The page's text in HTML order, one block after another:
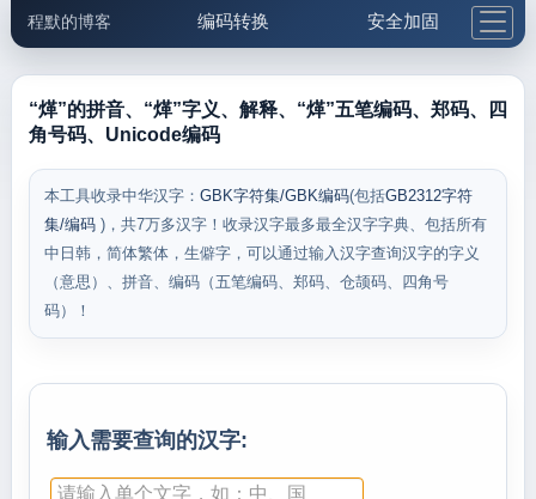
程默的博客 编码转换 安全加固
邮件工具 生活便民 更多工具
“煂”的拼音、“煂”字义、解释、“煂”五笔编码、郑码、四
角号码、Unicode编码
本工具收录中华汉字： GBK字符集/GBK编码(包括GB2312字符
集/编码 )，共7万多汉字！收录汉字最多最全汉字字典、包括所有
中日韩，简体繁体，生僻字，可以通过输入汉字查询汉字的字义
（意思）、拼音、编码（五笔编码、郑码、仓颉码、四角号
码）！
输入需要查询的汉字: